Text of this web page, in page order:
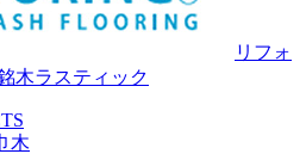
リフォ
木ラスティック
木